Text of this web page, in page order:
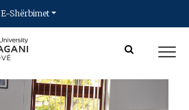
E-Shërbimet